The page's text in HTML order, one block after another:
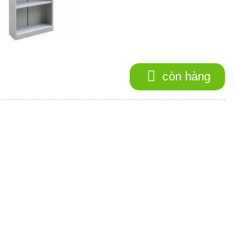
còn hàng